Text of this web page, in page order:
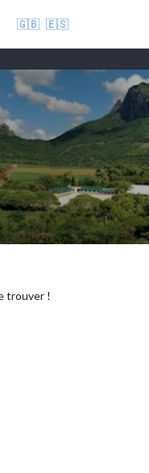
🇬🇧 🇪🇸
trouver !